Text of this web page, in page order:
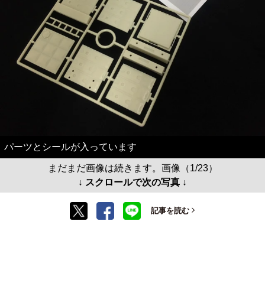
パーツとシールが入っています
まだまだ画像は続きます。画像（1/23）
↓ スクロールで次の写真 ↓
記事を読む